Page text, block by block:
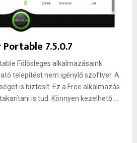
7.5.0.7
Fölösleges alkalmazásaink
telepítést nem igénylő szoftver. A
is biztosít. Ez a Free alkalmazás
is tud. Könnyen kezelhető....